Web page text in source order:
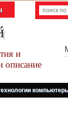
и
описание